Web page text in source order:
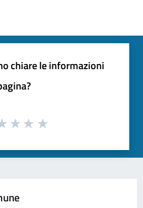
chiare le informazioni